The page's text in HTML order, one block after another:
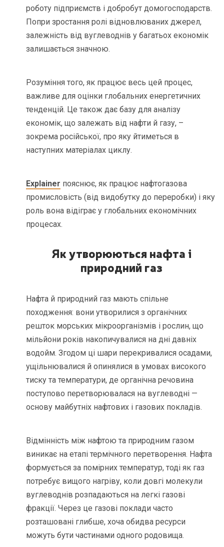
роботу підприємств і добробут домогосподарств.
Попри зростання ролі відновлюваних джерел,
залежність від вуглеводнів у багатьох економік
залишається значною.
Розуміння того, як працює весь цей процес,
важливе для оцінки глобальних енергетичних
тенденцій. Це також дає базу для аналізу
економік, що залежать від нафти й газу, –
зокрема російської, про яку йтиметься в
наступних матеріалах циклу.
Explainer пояснює, як працює нафтогазова
промисловість (від видобутку до переробки) і яку
роль вона відіграє у глобальних економічних
процесах.
Як утворюються нафта і
природний газ
Нафта й природний газ мають спільне
походження: вони утворилися з органічних
решток морських мікроорганізмів і рослин, що
мільйони років накопичувалися на дні давніх
водойм. Згодом ці шари перекривалися осадами,
ущільнювалися й опинялися в умовах високого
тиску та температури, де органічна речовина
поступово перетворювалася на вуглеводні —
основу майбутніх нафтових і газових покладів.
Відмінність між нафтою та природним газом
виникає на етапі термічного перетворення. Нафта
формується за помірних температур, тоді як газ
потребує вищого нагріву, коли довгі молекули
вуглеводнів розпадаються на легкі газові
фракції. Через це газові поклади часто
розташовані глибше, хоча обидва ресурси
можуть бути частинами одного родовища.